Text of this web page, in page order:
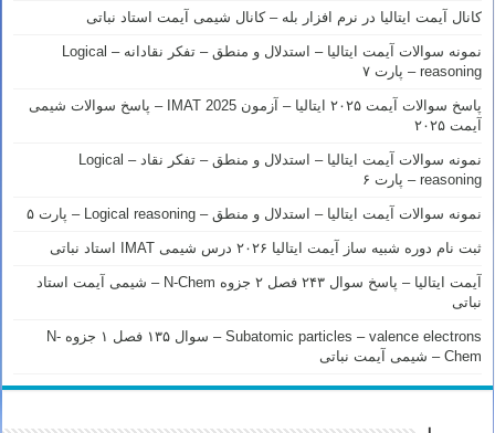
کانال آیمت ایتالیا در نرم افزار بله – کانال شیمی آیمت استاد نباتی
نمونه سوالات آیمت ایتالیا – استدلال و منطق – تفکر نقادانه – Logical
reasoning – پارت ۷
پاسخ سوالات آیمت ۲۰۲۵ ایتالیا – آزمون IMAT 2025 – پاسخ سوالات شیمی
آیمت ۲۰۲۵
نمونه سوالات آیمت ایتالیا – استدلال و منطق – تفکر نقاد – Logical
reasoning – پارت ۶
نمونه سوالات آیمت ایتالیا – استدلال و منطق – Logical reasoning – پارت ۵
ثبت نام دوره شبیه ساز آیمت ایتالیا ۲۰۲۶ درس شیمی IMAT استاد نباتی
آیمت ایتالیا – پاسخ سوال ۲۴۳ فصل ۲ جزوه N-Chem – شیمی آیمت استاد
نباتی
Subatomic particles – valence electrons – سوال ۱۳۵ فصل ۱ جزوه N-
Chem – شیمی آیمت نباتی